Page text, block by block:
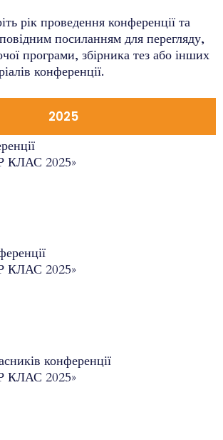
рік проведення конференції та
посиланням для перегляду,
програми, збірника тез або інших
конференції.
2025
2025»
2025»
конференції
2025»